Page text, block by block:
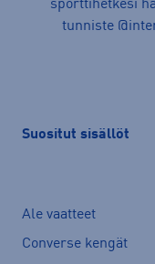
sporttihetkesi
tunniste
Suositut sisällöt
Ale vaatteet
Converse kengät